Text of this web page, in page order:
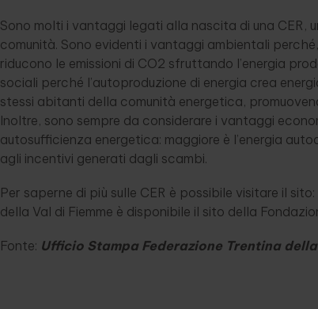
Sono molti i vantaggi legati alla nascita di una CER,
comunità. Sono evidenti i vantaggi ambientali
riducono le emissioni di CO2 sfruttando l’energia
sociali perché l’autoproduzione di energia crea
stessi abitanti della comunità energetica,
Inoltre, sono sempre da considerare i vantaggi
autosufficienza energetica: maggiore è l’energia
agli incentivi generati dagli scambi.
Per saperne di più sulle CER è possibile visitare il sito:
della Val di Fiemme è disponibile il sito della
Fonte: Ufficio Stampa Federazione Trentina